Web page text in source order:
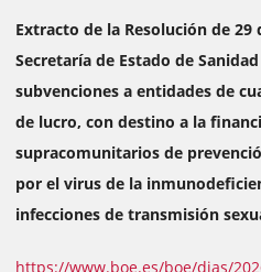
Extracto de la Resolución de 29
Secretaría de Estado de
subvenciones a entidades de
de lucro, con destino a la
supracomunitarios de
por el virus de la
infecciones de transmisión
https://www.boe.es/boe/dias/